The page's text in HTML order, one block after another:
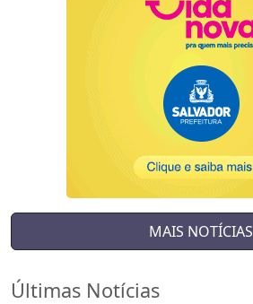
MAIS NOTÍCIAS
Últimas Notícias